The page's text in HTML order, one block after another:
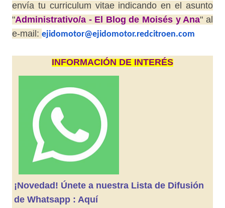
envía tu curriculum vitae indicando en el asunto
"Administrativo/a - El Blog de Moisés y Ana" al
e-mail: ejidomotor@ejidomotor.redcitroen.com
INFORMACIÓN DE INTERÉS
¡Novedad! Únete a nuestra Lista de Difusión
de Whatsapp : Aquí